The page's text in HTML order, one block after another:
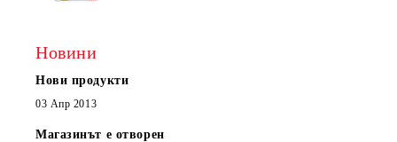
Новини
Нови продукти
03 Апр 2013
Магазинът е отворен